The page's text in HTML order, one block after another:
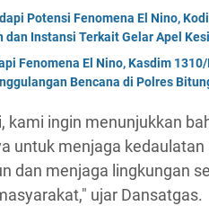
Potensi Fenomena El Nino,
dan Instansi Terkait Gelar Apel
Fenomena El Nino, Kasdim
Bencana di Polres
kami ingin menunjukkan
untuk menjaga
dan menjaga lingkungan
ujar Dansatgas.